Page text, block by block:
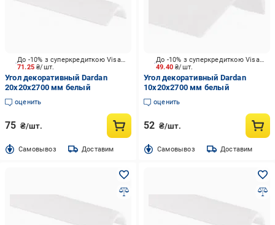
71.25₴/шт.
До -10% з суперкредиткою Visa Вигода
Угол декоративный Dardan
20х20х2700 мм белый
оценить
75 ₴/шт.
Cамовывоз Доставим
49.40₴/шт.
До -10% з суперкредиткою Visa Вигода
Угол декоративный Dardan
10х20х2700 мм белый
оценить
52 ₴/шт.
Cамовывоз Доставим